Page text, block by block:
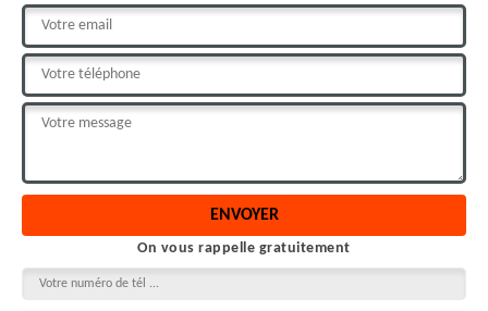
On vous rappelle gratuitement